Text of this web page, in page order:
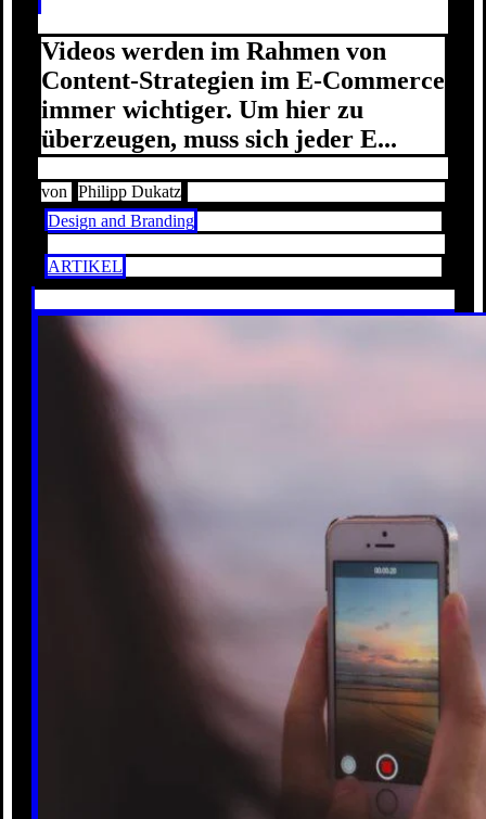
Videos werden im Rahmen von
Content-Strategien im E-Commerce
immer wichtiger. Um hier zu
überzeugen, muss sich jeder E...
von
Philipp Dukatz
Design and Branding
ARTIKEL